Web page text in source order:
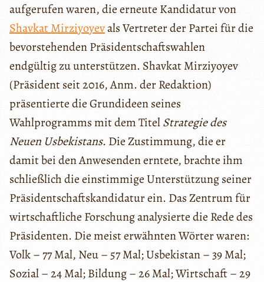
aufgerufen waren, die erneute Kandidatur von
Shavkat Mirziyoyevals Vertreter der Partei für die
bevorstehenden Präsidentschaftswahlen
endgültig zu unterstützen. Shavkat Mirziyoyev
(Präsident seit 2016, Anm. der Redaktion)
präsentierte die Grundideen seines
Wahlprogramms mit dem TitelStrategie des
Neuen Usbekistans. Die Zustimmung, die er
damit bei den Anwesenden erntete, brachte ihm
schließlich die einstimmige Unterstützung seiner
Präsidentschaftskandidatur ein. Das Zentrum für
wirtschaftliche Forschung analysierte die Rede des
Präsidenten. Die meist erwähnten Wörter waren:
Volk – 77 Mal, Neu – 57 Mal; Usbekistan – 39 Mal;
Sozial – 24 Mal; Bildung – 26 Mal; Wirtschaft – 29